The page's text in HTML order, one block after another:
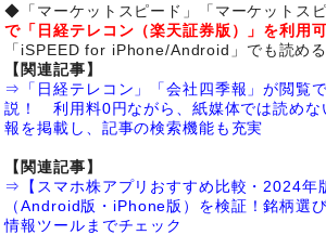
◆「マーケットスピード」「マーケットス
で「日経テレコン（楽天証券版）」を利用可
「iSPEED for iPhone/Android」でも読める
【関連記事】
⇒「日経テレコン」「会社四季報」が閲覧
説！ 利用料0円ながら、紙媒体では読めな
報を掲載し、記事の検索機能も充実
【関連記事】
⇒【スマホ株アプリおすすめ比較・2024年
（Android版・iPhone版）を検証！銘柄選
情報ツールまでチェック